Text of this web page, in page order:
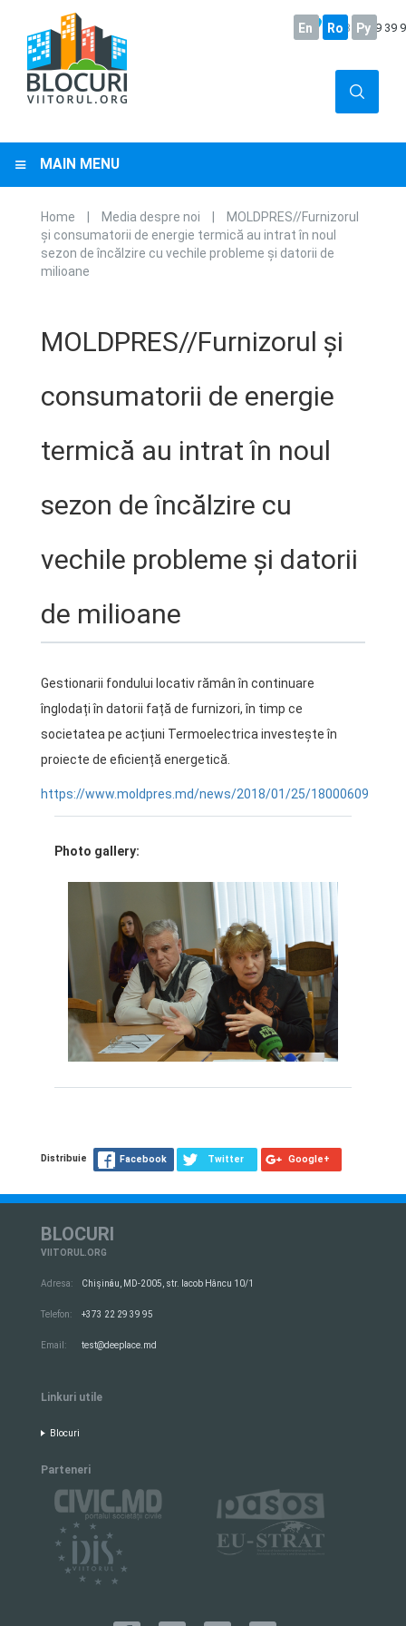
+373 22 29 39
En Ro Ру
MAIN MENU
You are here
Home | Media despre noi |
MOLDPRES//Furnizorul
și consumatorii de energie termică au intrat în noul
sezon de încălzire cu vechile probleme și datorii de
milioane
MOLDPRES//Furnizorul și
consumatorii de energie
termică au intrat în noul
sezon de încălzire cu
vechile probleme și datorii
de milioane
Gestionarii fondului locativ rămân în continuare
înglodați în datorii față de furnizori, în timp ce
societatea pe acțiuni Termoelectrica investește în
proiecte de eficiență energetică.
https://www.moldpres.md/news/2018/01/25/18000609
Photo gallery:
Distribuie Facebook Twitter Google+
BLOCURI
VIITORUL.ORG
Adresa: Chișinău, MD-2005, str. Iacob Hâncu 10/1
Telefon: +373 22 29 39 95
Email: test@deeplace.md
Linkuri utile
Blocuri
Parteneri